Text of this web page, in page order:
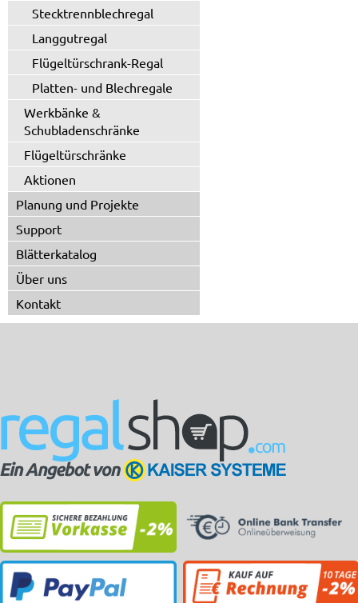
Stecktrennblechregal
Langgutregal
Flügeltürschrank-Regal
Platten- und Blechregale
Werkbänke &
Schubladenschränke
Flügeltürschränke
Aktionen
Planung und Projekte
Support
Blätterkatalog
Über uns
Kontakt